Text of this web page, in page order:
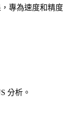
專為速度和精度
分析。